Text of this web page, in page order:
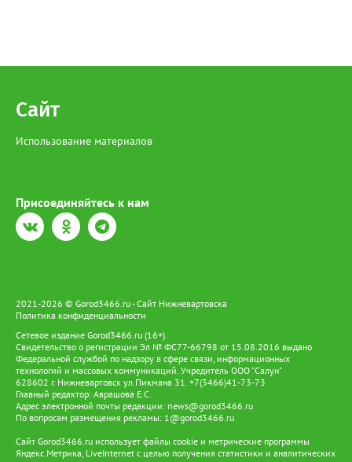
Сайт
Использование материалов
Присоединяйтесь к нам
2021-2026 © Gorod3466.ru - Сайт Нижневартовска
Политика конфиденциальности
Сетевое издание Gorod3466.ru (16+).
Свидетельство о регистрации Эл № ФС77-66798 от 15.08.2016 выдано
Федеральной службой по надзору в сфере связи, информационных
технологий и массовых коммуникаций. Учредитель ООО "Салун"
628602 г. Нижневартовск ул.Пикмана 31. +7(3466)41-73-73
Главный редактор: Аврашова Е.С.
Адрес электронной почты редакции: news@gorod3466.ru
По вопросам размещения рекламы: 1@gorod3466.ru
Сайт Gorod3466.ru использует файлы cookie и метрические программы
Яндекс.Метрика, LiveInternet с целью получения статистики и аналитических